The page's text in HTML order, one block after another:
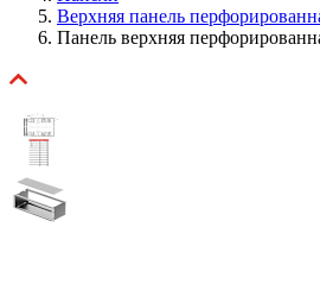
Верхняя панель
Панель верхняя